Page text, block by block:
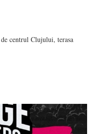
centrul Clujului, terasa